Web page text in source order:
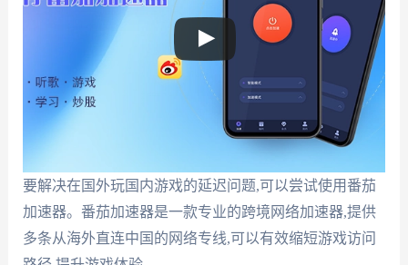
要解决在国外玩国内游戏的延迟问题,可以尝试使用番茄
加速器。番茄加速器是一款专业的跨境网络加速器,提供
多条从海外直连中国的网络专线,可以有效缩短游戏访问